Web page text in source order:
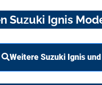
Suzuki Ignis
Weitere Suzuki Ignis